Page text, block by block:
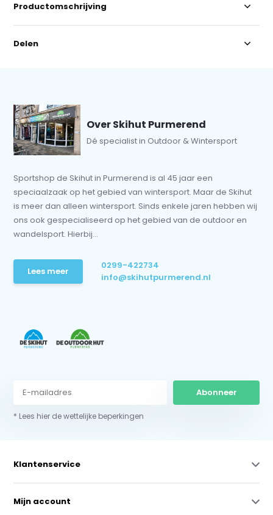
Productomschrijving
Delen
Over Skihut Purmerend
Dé specialist in Outdoor & Wintersport
Sportshop de Skihut in Purmerend is al 45 jaar een
speciaalzaak op het gebied van wintersport. Maar de Skihut
is meer dan alleen wintersport. Sinds enkele jaren hebben wij
ons ook gespecialiseerd op het gebied van de outdoor en
wandelsport. Hierbij...
Lees meer
0299-422734
info@skihutpurmerend.nl
Abonneer
* Lees hier de wettelijke beperkingen
Klantenservice
Mijn account